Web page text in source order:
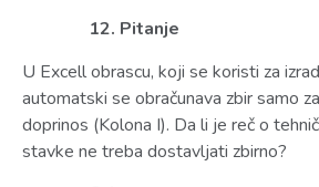
12. Pitanje
U Excell obrascu, koji se koristi za
automatski se obračunava zbir samo
doprinos (Kolona I). Da li je reč o
stavke ne treba dostavljati zbirno?